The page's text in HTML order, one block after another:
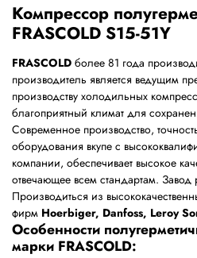
Компрессор
FRASCOLD S15-51Y
FRASCOLD более 81 года
производитель является ведущим
производству холодильных
благоприятный климат для
Современное производство,
оборудования вкупе с
компании, обеспечивает высокое
отвечающее всем стандартам.
Производиться из
фирм Hoerbiger, Danfoss, Leroy
Особенности
марки FRASCOLD: